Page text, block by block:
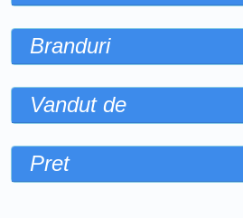
Branduri
Vandut de
Pret